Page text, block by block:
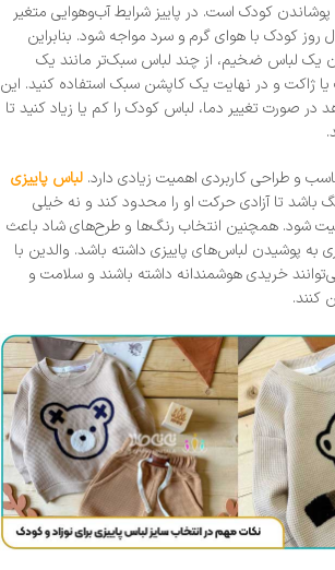
پوشاندن کودک است. در پاییز شرایط آب‌وهوایی متغیر
کودک با هوای گرم و سرد مواجه شود. بنابراین
یک لباس ضخیم، از چند لباس سبک‌تر مانند یک
ژاکت و در نهایت یک کاپشن سبک استفاده کنید. این
صورت تغییر دما، لباس کودک را کم یا زیاد کنید تا
و طراحی کاربردی اهمیت زیادی دارد. لباس پاییزی
باشد تا آزادی حرکت او را محدود کند و نه خیلی
شود. همچنین انتخاب رنگ‌ها و طرح‌های شاد باعث
به پوشیدن لباس‌های پاییزی داشته باشد. والدین با
خریدی هوشمندانه داشته باشند و سلامت و
کنند.